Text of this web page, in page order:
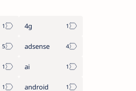
4g
adsense
ai
android